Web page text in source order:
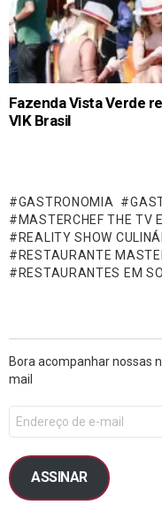
Fazenda Vista Verde
VIK Brasil
GASTRONOMIA
MASTERCHEF THE TV
REALITY SHOW
RESTAURANTE
RESTAURANTES EM
Bora acompanhar nossas
mail
ASSINAR